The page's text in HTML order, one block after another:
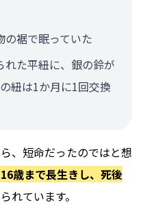
裾で眠っていた
た平紐に、銀の鈴が
紐は1か月に1回交換
、短命だったのではと想
歳まで長生きし、死後
れています。